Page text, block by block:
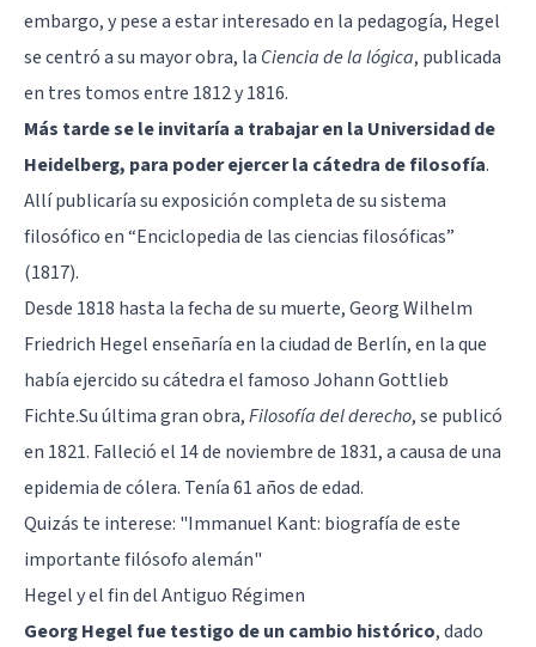
embargo, y pese a estar interesado en la pedagogía, Hegel
se centró a su mayor obra, la Ciencia de la lógica, publicada
en tres tomos entre 1812 y 1816.
Más tarde se le invitaría a trabajar en la Universidad de
Heidelberg, para poder ejercer la cátedra de filosofía.
Allí publicaría su exposición completa de su sistema
filosófico en “Enciclopedia de las ciencias filosóficas”
(1817).
Desde 1818 hasta la fecha de su muerte, Georg Wilhelm
Friedrich Hegel enseñaría en la ciudad de Berlín, en la que
había ejercido su cátedra el famoso Johann Gottlieb
Fichte.Su última gran obra,Filosofía del derecho, se publicó
en 1821. Falleció el 14 de noviembre de 1831, a causa de una
epidemia de cólera. Tenía 61 años de edad.
Quizás te interese: "Immanuel Kant: biografía de este
importante filósofo alemán"
Hegel y el fin del Antiguo Régimen
Georg Hegel fue testigo de un cambio histórico, dado